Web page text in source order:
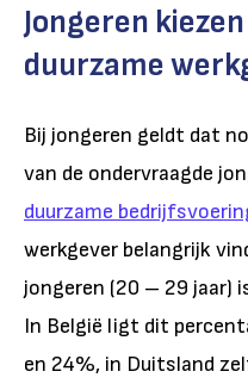
Jongeren
duurzame
Bij jongeren geldt dat
van de ondervraagde
duurzame
werkgever belangrijk
jongeren (20 – 29 jaar)
In België ligt dit
en 24%, in Duitsland